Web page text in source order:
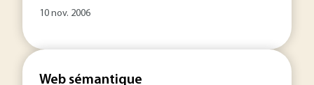
10 nov. 2006
Web sémantique